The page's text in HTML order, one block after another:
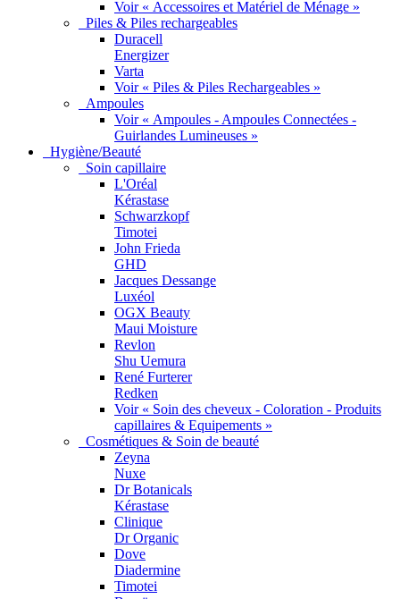
Voir « Accessoires et Matériel de Ménage »
Piles & Piles rechargeables
Duracell
Energizer
Varta
Voir « Piles & Piles Rechargeables »
Ampoules
Voir « Ampoules - Ampoules Connectées -
Guirlandes Lumineuses »
Hygiène/Beauté
Soin capillaire
L'Oréal
Kérastase
Schwarzkopf
Timotei
John Frieda
GHD
Jacques Dessange
Luxéol
OGX Beauty
Maui Moisture
Revlon
Shu Uemura
René Furterer
Redken
Voir « Soin des cheveux - Coloration - Produits
capillaires & Equipements »
Cosmétiques & Soin de beauté
Zeyna
Nuxe
Dr Botanicals
Kérastase
Clinique
Dr Organic
Dove
Diadermine
Timotei